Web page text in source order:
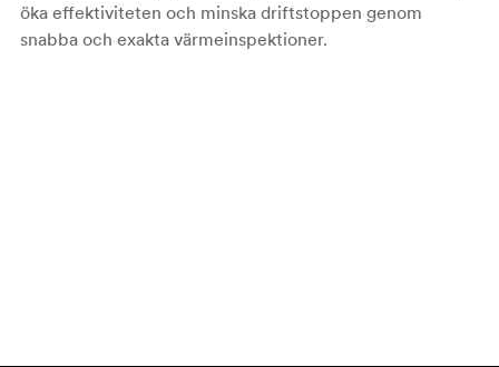
öka effektiviteten och minska driftstoppen genom
snabba och exakta värmeinspektioner.